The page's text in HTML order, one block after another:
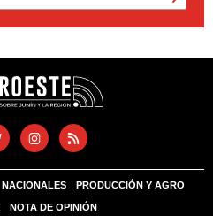
NACIONALES PRODUCCIÓN Y AGRO
NOTA DE OPINIÓN